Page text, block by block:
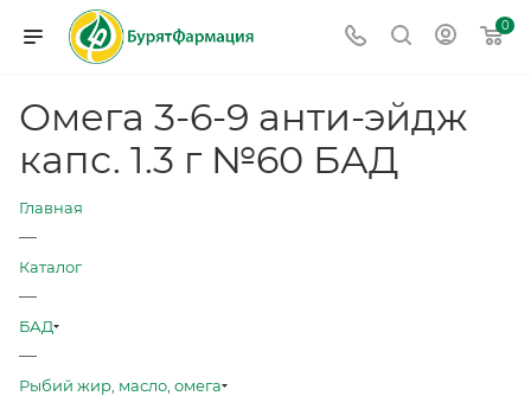
0
Омега 3-6-9 анти-эйдж
капс. 1.3 г №60 БАД
Главная
—
Каталог
—
БАД
—
Рыбий жир, масло, омега